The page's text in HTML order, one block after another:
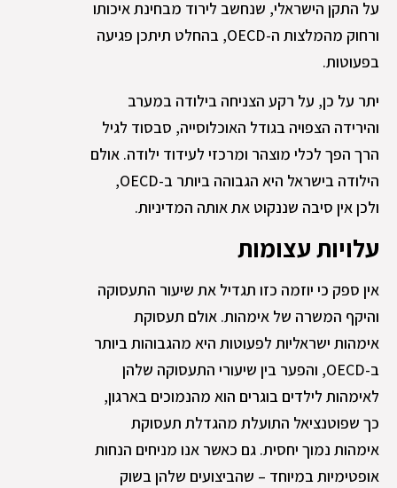
על התקן הישראלי, שנחשב לירוד מבחינת איכותו
ורחוק מהמלצות ה-OECD, בהחלט תיתכן פגיעה
בפעוטות.
יתר על כן, על רקע הצניחה בילודה במערב
והירידה הצפויה בגודל האוכלוסייה, סבסוד לגיל
הרך הפך לכלי מוצהר ומרכזי לעידוד ילודה. אולם
הילודה בישראל היא הגבוהה ביותר ב-OECD,
ולכן אין סיבה שננקוט את אותה המדיניות.
עלויות עצומות
אין ספק כי יוזמה כזו תגדיל את שיעור התעסוקה
והיקף המשרה של אימהות. אולם תעסוקת
אימהות ישראליות לפעוטות היא מהגבוהות ביותר
ב-OECD, והפער בין שיעורי התעסוקה שלהן
לאימהות לילדים בוגרים הוא מהנמוכים בארגון,
כך שפוטנציאל התועלת מהגדלת תעסוקת
אימהות נמוך יחסית. גם כאשר אנו מניחים הנחות
אופטימיות במיוחד – שהביצועים שלהן בשוק